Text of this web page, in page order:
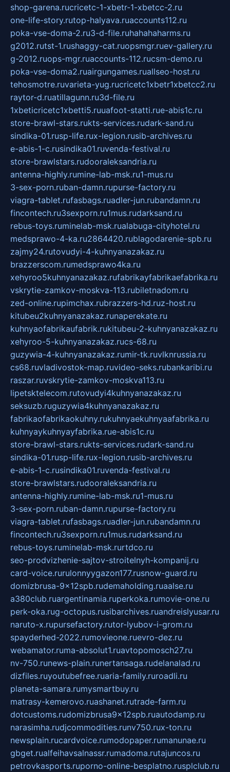
shop-garena.rucricetc-1-xbetr-1-xbetcc-2.ru
one-life-story.rutop-halyava.ruaccounts112.ru
poka-vse-doma-2.ru3-d-file.ruhahahaharms.ru
g2012.rutst-1.rushaggy-cat.ruopsmgr.ruev-gallery.ru
g-2012.ruops-mgr.ruaccounts-112.rucsm-demo.ru
poka-vse-doma2.ruairgungames.ruallseo-host.ru
tehosmotre.ruvarieta-yug.rucricetc1xbetr1xbetcc2.ru
raytor-d.ruatillagunn.ru3d-file.ru
1xbeticricetc1xbetti5.ruuafoot-statti.rue-abis1c.ru
store-brawl-stars.rukts-services.rudark-sand.ru
sindika-01.rusp-life.rux-legion.rusib-archives.ru
e-abis-1-c.rusindika01.ruvenda-festival.ru
store-brawlstars.rudooraleksandria.ru
antenna-highly.rumine-lab-msk.ru1-mus.ru
3-sex-porn.ruban-damn.rupurse-factory.ru
viagra-tablet.rufasbags.ruadler-jun.rubandamn.ru
fincontech.ru3sexporn.ru1mus.rudarksand.ru
rebus-toys.ruminelab-msk.rualabuga-cityhotel.ru
medsprawo-4-ka.ru2864420.rublagodarenie-spb.ru
zajmy24.rutovudyi-4-kuhnyanazakaz.ru
brazzerscom.rumedsprawo4ka.ru
xehyroo5kuhnyanazakaz.rufabrikayfabrikaefabrika.ru
vskrytie-zamkov-moskva-113.rubiletnadom.ru
zed-online.rupimchax.rubrazzers-hd.ruz-host.ru
kitubeu2kuhnyanazakaz.runaperekate.ru
kuhnyaofabrikaufabrik.rukitubeu-2-kuhnyanazakaz.ru
xehyroo-5-kuhnyanazakaz.rucs-68.ru
guzywia-4-kuhnyanazakaz.rumir-tk.ruvlknrussia.ru
cs68.ruvladivostok-map.ruvideo-seks.rubankaribi.ru
raszar.ruvskrytie-zamkov-moskva113.ru
lipetsktelecom.rutovudyi4kuhnyanazakaz.ru
seksuzb.ruguzywia4kuhnyanazakaz.ru
fabrikaofabrikaokuhny.rukuhnyaekuhnyaafabrika.ru
kuhnyaykuhnyayfabrika.rue-abis1c.ru
store-brawl-stars.rukts-services.rudark-sand.ru
sindika-01.rusp-life.rux-legion.rusib-archives.ru
e-abis-1-c.rusindika01.ruvenda-festival.ru
store-brawlstars.rudooraleksandria.ru
antenna-highly.rumine-lab-msk.ru1-mus.ru
3-sex-porn.ruban-damn.rupurse-factory.ru
viagra-tablet.rufasbags.ruadler-jun.rubandamn.ru
fincontech.ru3sexporn.ru1mus.rudarksand.ru
rebus-toys.ruminelab-msk.rurtdco.ru
seo-prodvizhenie-sajtov-stroitelnyh-kompanij.ru
card-voice.rurulonnyygazon177.rusnow-guard.ru
domizbrusa-9x12spb.rudemaholding.ruaalse.ru
a380club.ruargentinamia.ruperkoka.rumovie-one.ru
perk-oka.rug-octopus.rusibarchives.ruandreislyusar.ru
naruto-x.rupursefactory.rutor-lyubov-i-grom.ru
spayderhed-2022.rumovieone.ruevro-dez.ru
webamator.ruma-absolut1.ruavtopomosch27.ru
nv-750.runews-plain.runertansaga.rudelanalad.ru
dizfiles.ruyoutubefree.ruaria-family.ruroadli.ru
planeta-samara.rumysmartbuy.ru
matrasy-kemerovo.ruashanet.rutrade-farm.ru
dotcustoms.rudomizbrusa9x12spb.ruautodamp.ru
narasimha.rudjcommodities.runv750.rux-ton.ru
newsplain.rucardvoice.rumodopaper.rumanunae.ru
gbget.rualfeihavsalnassr.rumadoma.rutajuncos.ru
petrovkasports.ruporno-online-besplatno.rusplclub.ru